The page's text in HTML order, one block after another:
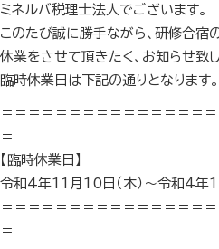
ミネルバ税理士法人でございます。
このたび誠に勝手ながら、研修合宿
休業をさせて頂きたく、お知らせ致し
臨時休業日は下記の通りとなります。
＝＝＝＝＝＝＝＝＝＝＝＝＝＝＝
＝
【臨時休業日】
令和4年11月10日（木）～令和4年
＝＝＝＝＝＝＝＝＝＝＝＝＝＝＝
＝